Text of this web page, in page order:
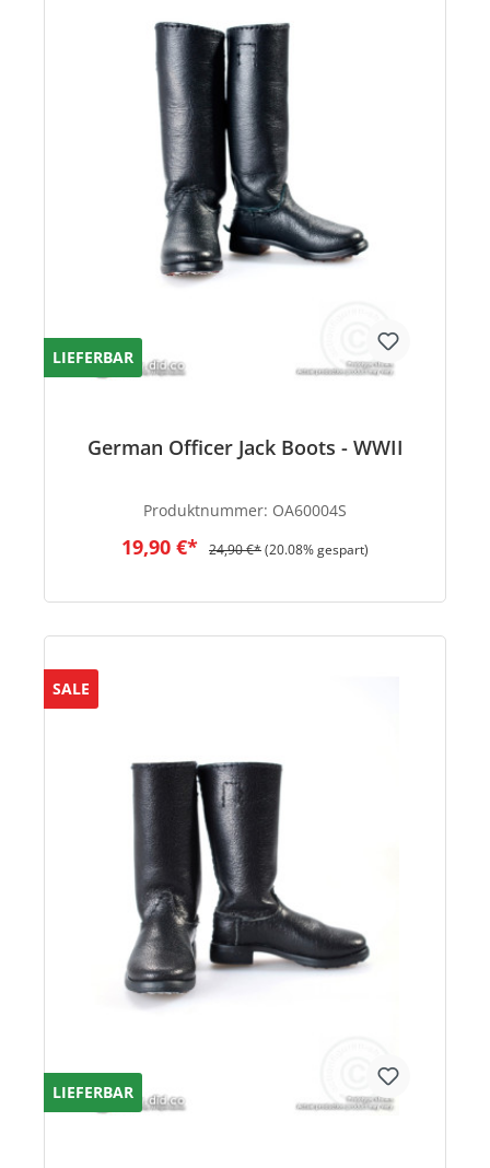
LIEFERBAR
German Officer Jack Boots - WWII
Produktnummer: OA60004S
19,90 €* 24,90 €*(20.08% gespart)
SALE
LIEFERBAR